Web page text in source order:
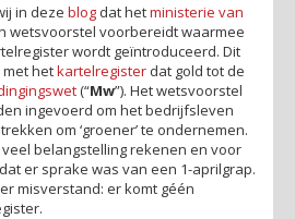
in deze blog dat hetministerie van
wetsvoorstel voorbereidt waarmee
wordt geïntroduceerd. Dit
hetkartelregister dat gold tot de
(“Mw”). Het wetsvoorstel
ingevoerd om het bedrijfsleven
om ‘groener’ te ondernemen.
belangstelling rekenen en voor
er sprake was van een 1-aprilgrap.
misverstand: er komt géén